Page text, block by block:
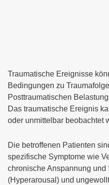
Zwangserkrankungen
Therapieangebot
Behandlungsschwerpunkte
Diagnostik
Behandlungsziele
Traumatische Ereignisse
Bedingungen zu
Posttraumatischen
Das traumatische Ereignis
oder unmittelbar beobachtet
Die betroffenen Patienten
spezifische Symptome wie
chronische Anspannung und
(Hyperarousal) und